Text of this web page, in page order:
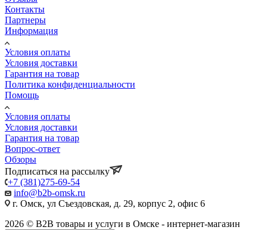
Контакты
Партнеры
Информация
Условия оплаты
Условия доставки
Гарантия на товар
Политика конфиденциальности
Помощь
Условия оплаты
Условия доставки
Гарантия на товар
Вопрос-ответ
Обзоры
Подписаться на рассылку
+7 (381)275-69-54
info@b2b-omsk.ru
г. Омск, ул Съездовская, д. 29, корпус 2, офис 6
2026 © B2B товары и услуги в Омске - интернет-магазин